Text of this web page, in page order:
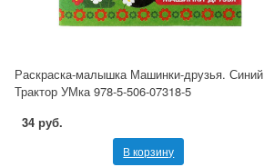
Раскраска-малышка Машинки-друзья. Синий
Трактор УМка 978-5-506-07318-5
34 руб.
В корзину